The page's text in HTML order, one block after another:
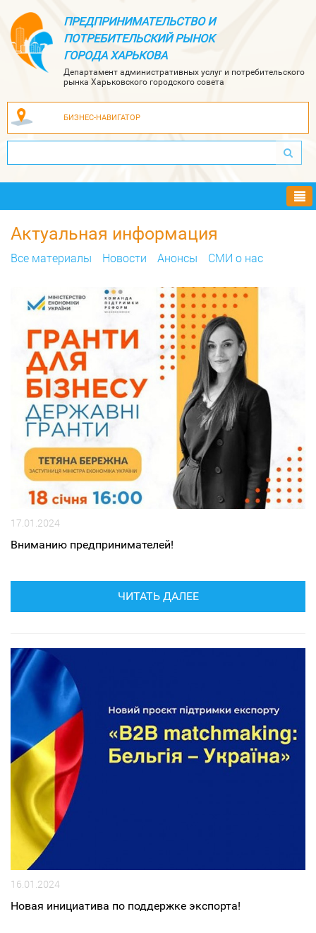
ПРЕДПРИНИМАТЕЛЬСТВО И
ПОТРЕБИТЕЛЬСКИЙ РЫНОК
ГОРОДА ХАРЬКОВА
Департамент административных услуг и потребительского
рынка Харьковского городского совета
БИЗНЕС-НАВИГАТОР
Актуальная информация
Все материалы Новости Анонсы СМИ о нас
17.01.2024
Вниманию предпринимателей!
ЧИТАТЬ ДАЛЕЕ
16.01.2024
Новая инициатива по поддержке экспорта!